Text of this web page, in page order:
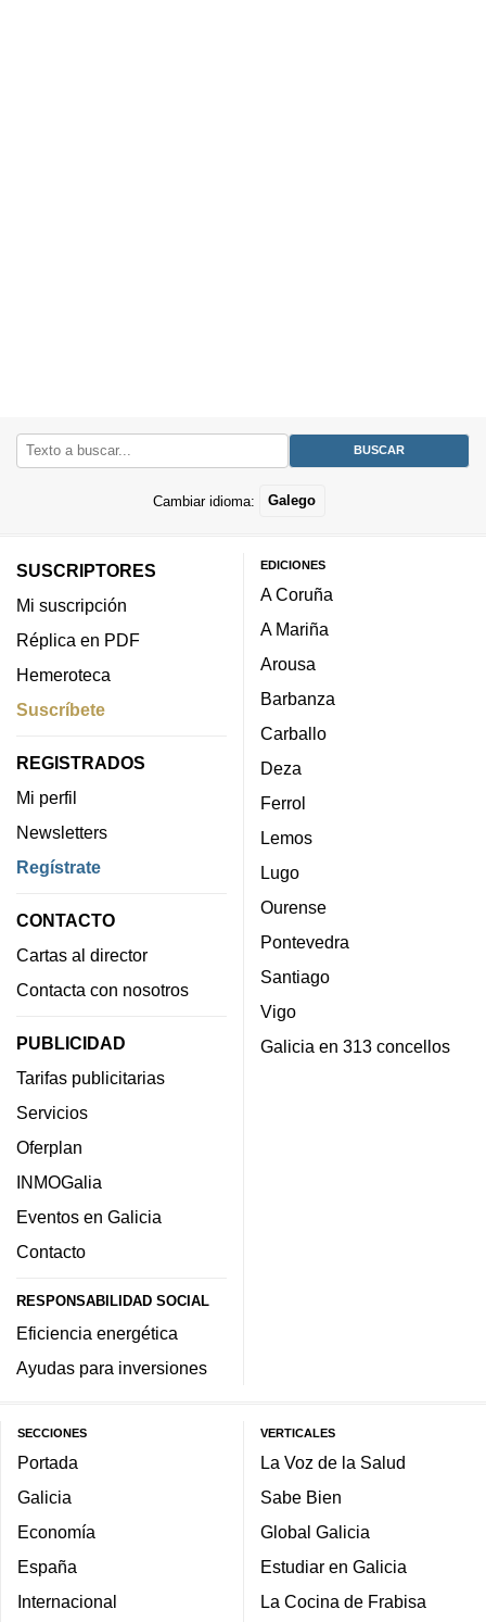
Cambiar idioma: Galego
SUSCRIPTORES
Mi suscripción
Réplica en PDF
Hemeroteca
Suscríbete
REGISTRADOS
Mi perfil
Newsletters
Regístrate
CONTACTO
Cartas al director
Contacta con nosotros
PUBLICIDAD
Tarifas publicitarias
Servicios
Oferplan
INMOGalia
Eventos en Galicia
Contacto
RESPONSABILIDAD SOCIAL
Eficiencia energética
Ayudas para inversiones
EDICIONES
A Coruña
A Mariña
Arousa
Barbanza
Carballo
Deza
Ferrol
Lemos
Lugo
Ourense
Pontevedra
Santiago
Vigo
Galicia en 313 concellos
SECCIONES
Portada
Galicia
Economía
España
Internacional
VERTICALES
La Voz de la Salud
Sabe Bien
Global Galicia
Estudiar en Galicia
La Cocina de Frabisa